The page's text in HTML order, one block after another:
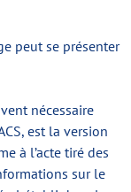
peut se présenter
nécessaire
est la version
à l’acte tiré des
sur le